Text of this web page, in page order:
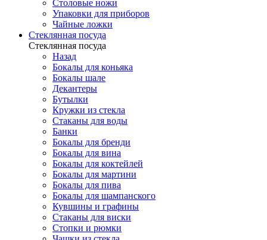
Столовые ножи
Упаковки для приборов
Чайные ложки
Стеклянная посуда
Стеклянная посуда
Назад
Бокалы для коньяка
Бокалы шале
Декантеры
Бутылки
Кружки из стекла
Стаканы для воды
Банки
Бокалы для бренди
Бокалы для вина
Бокалы для коктейлей
Бокалы для мартини
Бокалы для пива
Бокалы для шампанского
Кувшины и графины
Стаканы для виски
Стопки и рюмки